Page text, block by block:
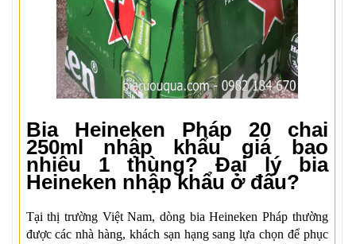
Bia Heineken Pháp 20 chai
250ml nhập khẩu giá bao
nhiêu 1 thùng? Đại lý bia
Heineken nhập khẩu ở đâu?
Tại thị trường Việt Nam, dòng bia Heineken Pháp thường
được các nhà hàng, khách sạn hạng sang lựa chọn để phục